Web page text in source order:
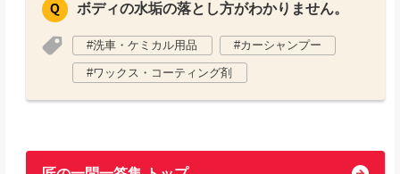
ボディの水垢の落とし方がわかりません。
洗車・ケミカル用品 カーシャンプー
ワックス・コーティング剤